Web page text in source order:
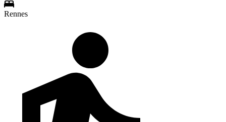
Rennes